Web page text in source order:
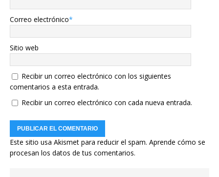
Correo electrónico*
Sitio web
Recibir un correo electrónico con los siguientes
comentarios a esta entrada.
Recibir un correo electrónico con cada nueva entrada.
Este sitio usa Akismet para reducir el spam. Aprende cómo se
procesan los datos de tus comentarios.